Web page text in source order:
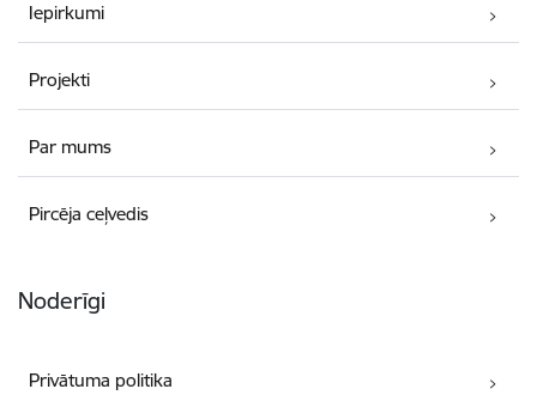
Iepirkumi
Projekti
Par mums
Pircēja ceļvedis
Noderīgi
Privātuma politika